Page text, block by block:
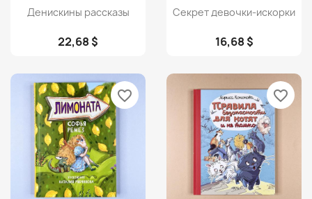
Просмотр
Денискины рассказы
22,68 $
Просмотр
Секрет девочки-искорки
16,68 $
favorite_border favorite_border